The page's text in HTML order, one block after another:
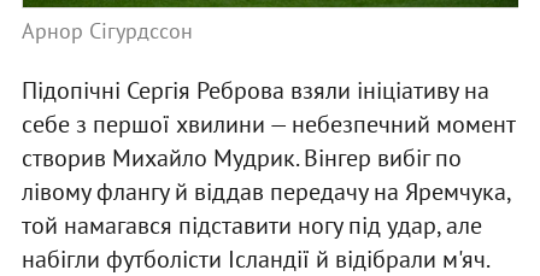
Арнор Сігурдссон
Підопічні Сергія Реброва взяли ініціативу на
себе з першої хвилини — небезпечний момент
створив Михайло Мудрик. Вінгер вибіг по
лівому флангу й віддав передачу на Яремчука,
той намагався підставити ногу під удар, але
набігли футболісти Ісландії й відібрали м'яч.